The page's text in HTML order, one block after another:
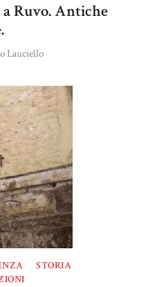
a Ruvo. Antiche
Lauciello
STORIA